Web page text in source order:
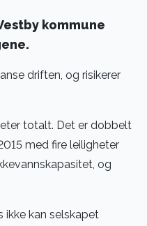
kommune
driften, og risikerer
totalt. Det er dobbelt
med fire leiligheter
og
ikke kan selskapet